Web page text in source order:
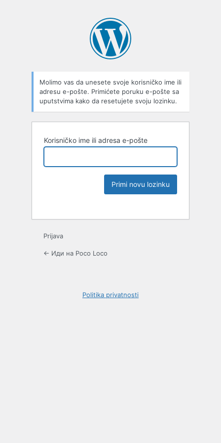
Molimo vas da unesete svoje korisničko ime ili
adresu e-pošte. Primićete poruku e-pošte sa
uputstvima kako da resetujete svoju lozinku.
Korisničko ime ili adresa e-pošte
Prijava
← Иди на Poco Loco
Politika privatnosti